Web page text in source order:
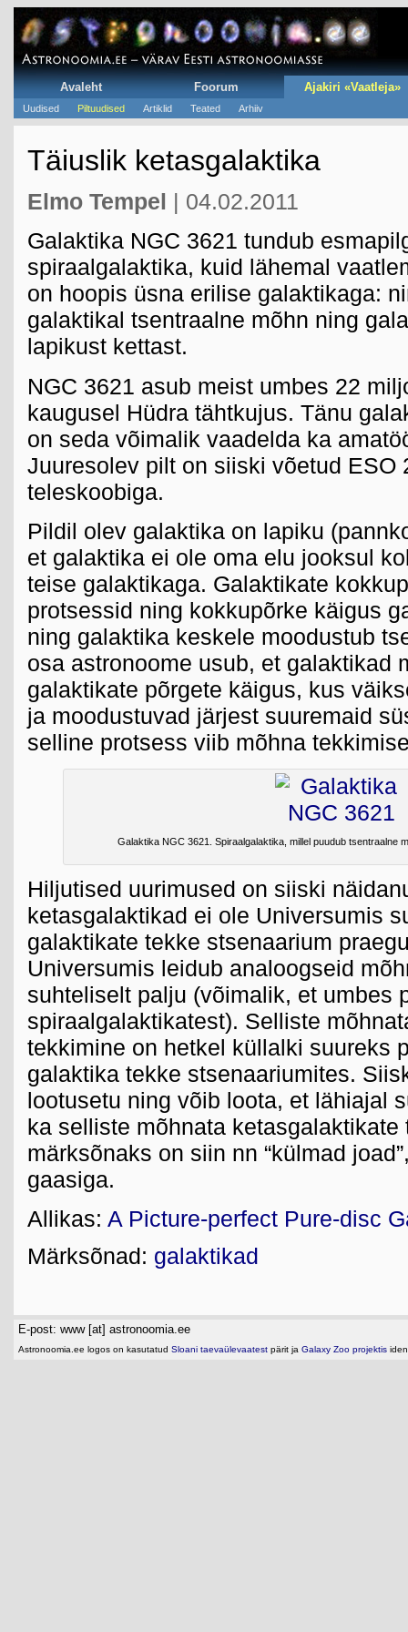
Avaleht Foorum Ajakiri «Vaatleja»
Uudised Piltuudised Artiklid Teated Arhiiv
Täiuslik ketasgalaktika
Elmo Tempel | 04.02.2011
Galaktika NGC 3621 tundub
spiraalgalaktika, kuid lähemal
on hoopis üsna erilise galaktikaga:
galaktikal tsentraalne mõhn ning
lapikust kettast.
NGC 3621 asub meist umbes 22
kaugusel Hüdra tähtkujus. Tänu
on seda võimalik vaadelda ka
Juuresolev pilt on siiski võetud ESO
teleskoobiga.
Pildil olev galaktika on lapiku
et galaktika ei ole oma elu jooksul
teise galaktikaga. Galaktikate
protsessid ning kokkupõrke käigus
ning galaktika keskele moodustub
osa astronoome usub, et galaktikad
galaktikate põrgete käigus, kus
ja moodustuvad järjest suuremaid
selline protsess viib mõhna
Galaktika NGC 3621. Spiraalgalaktika, millel puudub tsentraalne
Hiljutised uurimused on siiski
ketasgalaktikad ei ole Universumis
galaktikate tekke stsenaarium
Universumis leidub analoogseid
suhteliselt palju (võimalik, et umbes
spiraalgalaktikatest). Selliste
tekkimine on hetkel küllalki suureks
galaktika tekke stsenaariumites.
lootusetu ning võib loota, et lähiajal
ka selliste mõhnata ketasgalaktikate
märksõnaks on siin nn “külmad
gaasiga.
Allikas: A Picture-perfect Pure-disc
Märksõnad: galaktikad
E-post: www [at] astronoomia.ee
Astronoomia.ee logos on kasutatud Sloani taevaülevaatest pärit ja Galaxy Zoo projektis